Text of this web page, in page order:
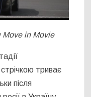
Move in Movie
триває
після